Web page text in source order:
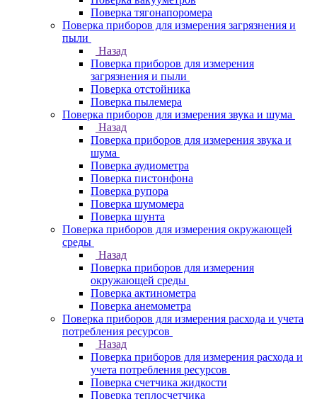
Поверка тягонапоромера
Поверка приборов для измерения загрязнения и
пыли
Назад
Поверка приборов для измерения
загрязнения и пыли
Поверка отстойника
Поверка пылемера
Поверка приборов для измерения звука и шума
Назад
Поверка приборов для измерения звука и
шума
Поверка аудиометра
Поверка пистонфона
Поверка рупора
Поверка шумомера
Поверка шунта
Поверка приборов для измерения окружающей
среды
Назад
Поверка приборов для измерения
окружающей среды
Поверка актинометра
Поверка анемометра
Поверка приборов для измерения расхода и учета
потребления ресурсов
Назад
Поверка приборов для измерения расхода и
учета потребления ресурсов
Поверка счетчика жидкости
Поверка теплосчетчика